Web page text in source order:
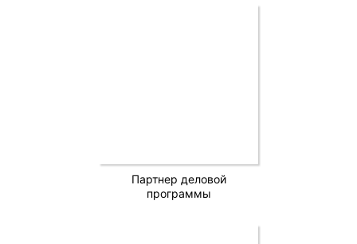
Партнер деловой
программы